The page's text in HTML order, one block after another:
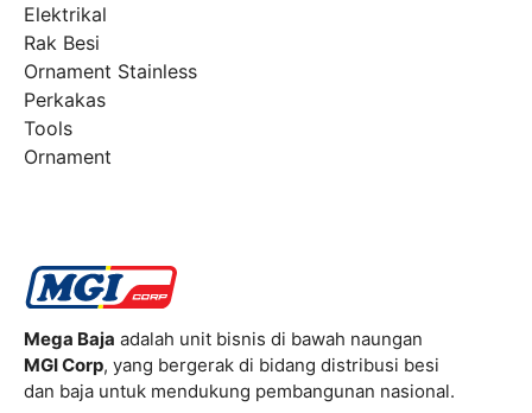
Elektrikal
Rak Besi
Ornament Stainless
Perkakas
Tools
Ornament
Mega Baja adalah unit bisnis di bawah naungan
MGI Corp, yang bergerak di bidang distribusi besi
dan baja untuk mendukung pembangunan nasional.